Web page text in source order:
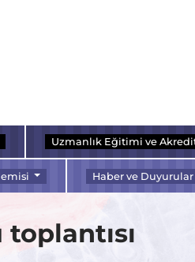
Uzmanlık Eğitimi ve
Haber ve Duyurular